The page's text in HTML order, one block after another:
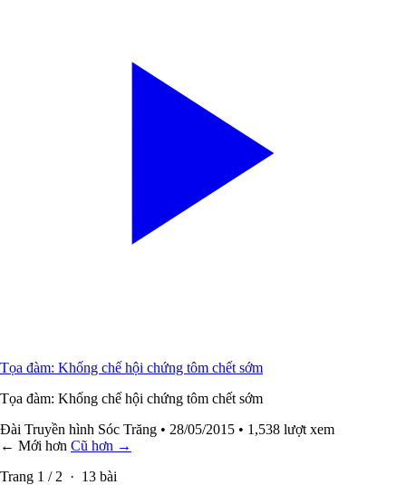
Tọa đàm: Khống chế hội chứng tôm chết sớm
Tọa đàm: Khống chế hội chứng tôm chết sớm
Đài Truyền hình Sóc Trăng • 28/05/2015 • 1,538 lượt xem
← Mới hơn Cũ hơn →
Trang 1 / 2 · 13 bài